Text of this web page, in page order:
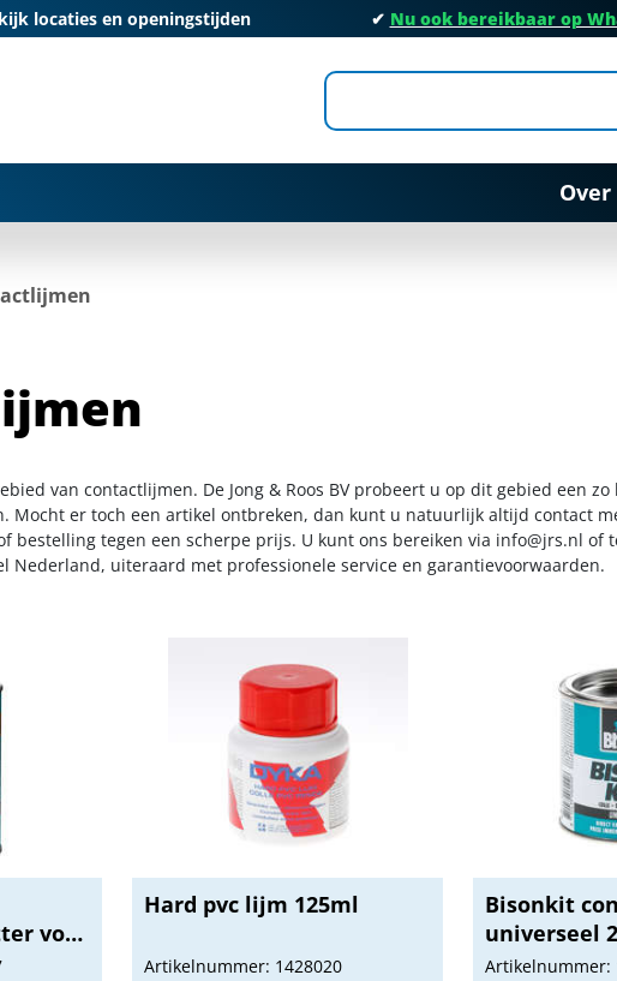
locaties en openingstijden ✔ Nu ook bereikbaar op
Over
van contactlijmen. De Jong & Roos BV probeert u op dit gebied een
Mocht er toch een artikel ontbreken, dan kunt u natuurlijk altijd contact
bestelling tegen een scherpe prijs. U kunt ons bereiken via info@jrs.nl of
Nederland, uiteraard met professionele service en garantievoorwaarden.
voor
Hard pvc lijm 125ml
Artikelnummer: 1428020
Bisonkit
universeel
Artikelnummer: